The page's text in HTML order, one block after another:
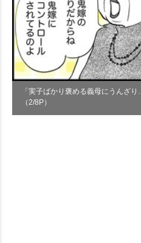
「実子ばかり褒める義母にうんざ
（2/8P）